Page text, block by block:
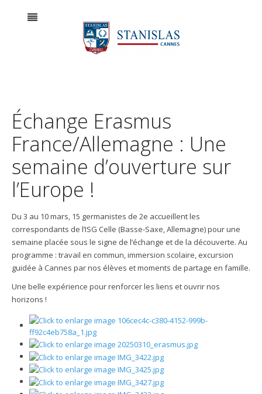
Échange Erasmus
France/Allemagne : Une
semaine d’ouverture sur
l’Europe !
Du 3 au 10 mars, 15 germanistes de 2e accueillent les
correspondants de l’ISG Celle (Basse-Saxe, Allemagne) pour une
semaine placée sous le signe de l’échange et de la découverte. Au
programme : travail en commun, immersion scolaire, excursion
guidée à Cannes par nos élèves et moments de partage en famille.
Une belle expérience pour renforcer les liens et ouvrir nos
horizons !